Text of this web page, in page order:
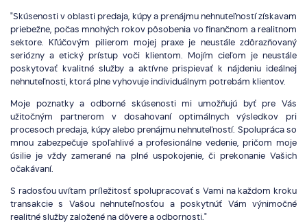
"Skúsenosti v oblasti predaja, kúpy a prenájmu nehnuteľností získavam
priebežne, počas mnohých rokov pôsobenia vo finančnom a realitnom
sektore. Kľúčovým pilierom mojej praxe je neustále zdôrazňovaný
seriózny a etický prístup voči klientom. Mojím cieľom je neustále
poskytovať kvalitné služby a aktívne prispievať k nájdeniu ideálnej
nehnuteľnosti, ktorá plne vyhovuje individuálnym potrebám klientov.
Moje poznatky a odborné skúsenosti mi umožňujú byť pre Vás
užitočným partnerom v dosahovaní optimálnych výsledkov pri
procesoch predaja, kúpy alebo prenájmu nehnuteľností. Spolupráca so
mnou zabezpečuje spoľahlivé a profesionálne vedenie, pričom moje
úsilie je vždy zamerané na plné uspokojenie, či prekonanie Vašich
očakávaní.
S radosťou uvítam príležitosť spolupracovať s Vami na každom kroku
transakcie s Vašou nehnuteľnosťou a poskytnúť Vám výnimočné
realitné služby založené na dôvere a odbornosti."